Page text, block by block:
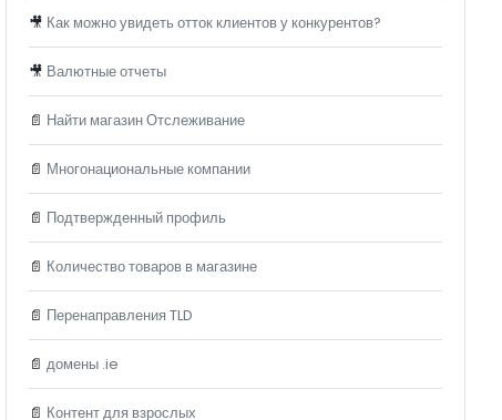
🎥 Как можно увидеть отток клиентов у конкурентов?
🎥 Валютные отчеты
📄 Найти магазин Отслеживание
📄 Многонациональные компании
📄 Подтвержденный профиль
📄 Количество товаров в магазине
📄 Перенаправления TLD
📄 домены .ie
📄 Контент для взрослых